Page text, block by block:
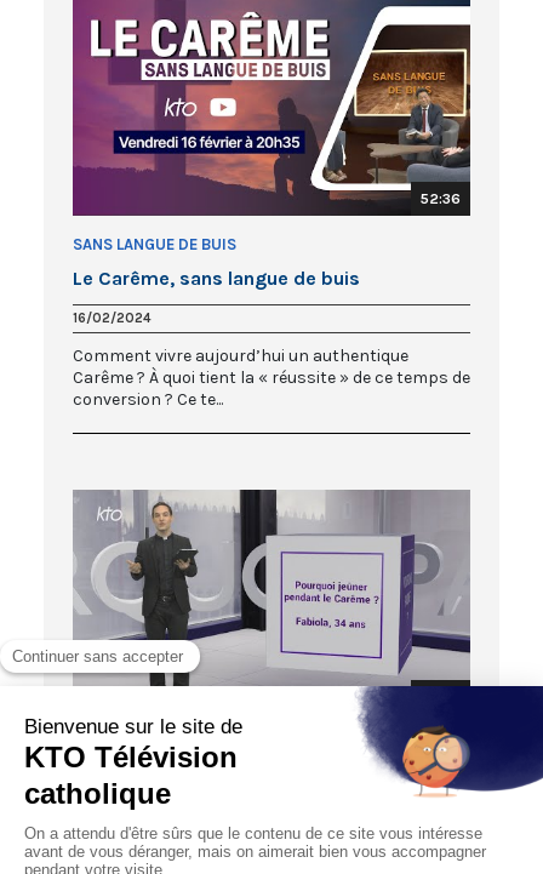
52:36
SANS LANGUE DE BUIS
Le Carême, sans langue de buis
16/02/2024
Comment vivre aujourd’hui un authentique
Carême ? À quoi tient la « réussite » de ce temps de
conversion ? Ce te...
POURQUOI, PADRE ?
Pourquoi jeûner pendant le Carême ?
Fabiola, 34 ans, s’interroge : « Pourquoi faut-il